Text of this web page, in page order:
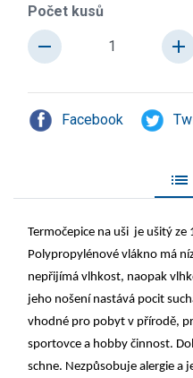
Počet kusů
remove add
Facebook
list
Termočepice na uši je ušitý
Polypropylénové vlákno má
nepřijímá vlhkost, naopak
jeho nošení nastává pocit
vhodné pro pobyt v přírodě,
sportovce a hobby činnost.
schne. Nezpůsobuje alergie a